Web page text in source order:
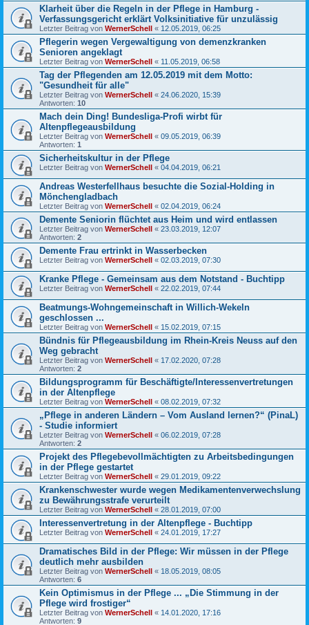
Klarheit über die Regeln in der Pflege in Hamburg -
Verfassungsgericht erklärt Volksinitiative für unzulässig
Letzter Beitrag von WernerSchell « 12.05.2019, 06:25
Pflegerin wegen Vergewaltigung von demenzkranken
Senioren angeklagt
Letzter Beitrag von WernerSchell « 11.05.2019, 06:58
Tag der Pflegenden am 12.05.2019 mit dem Motto:
"Gesundheit für alle"
Letzter Beitrag von WernerSchell « 24.06.2020, 15:39
Antworten: 10
Mach dein Ding! Bundesliga-Profi wirbt für
Altenpflegeausbildung
Letzter Beitrag von WernerSchell « 09.05.2019, 06:39
Antworten: 1
Sicherheitskultur in der Pflege
Letzter Beitrag von WernerSchell « 04.04.2019, 06:21
Andreas Westerfellhaus besuchte die Sozial-Holding in
Mönchengladbach
Letzter Beitrag von WernerSchell « 02.04.2019, 06:24
Demente Seniorin flüchtet aus Heim und wird entlassen
Letzter Beitrag von WernerSchell « 23.03.2019, 12:07
Antworten: 2
Demente Frau ertrinkt in Wasserbecken
Letzter Beitrag von WernerSchell « 02.03.2019, 07:30
Kranke Pflege - Gemeinsam aus dem Notstand - Buchtipp
Letzter Beitrag von WernerSchell « 22.02.2019, 07:44
Beatmungs-Wohngemeinschaft in Willich-Wekeln
geschlossen ...
Letzter Beitrag von WernerSchell « 15.02.2019, 07:15
Bündnis für Pflegeausbildung im Rhein-Kreis Neuss auf den
Weg gebracht
Letzter Beitrag von WernerSchell « 17.02.2020, 07:28
Antworten: 2
Bildungsprogramm für Beschäftigte/Interessenvertretungen
in der Altenpflege
Letzter Beitrag von WernerSchell « 08.02.2019, 07:32
„Pflege in anderen Ländern – Vom Ausland lernen?“ (PinaL)
- Studie informiert
Letzter Beitrag von WernerSchell « 06.02.2019, 07:28
Antworten: 2
Projekt des Pflegebevollmächtigten zu Arbeitsbedingungen
in der Pflege gestartet
Letzter Beitrag von WernerSchell « 29.01.2019, 09:22
Krankenschwester wurde wegen Medikamentenverwechslung
zu Bewährungsstrafe verurteilt
Letzter Beitrag von WernerSchell « 28.01.2019, 07:00
Interessenvertretung in der Altenpflege - Buchtipp
Letzter Beitrag von WernerSchell « 24.01.2019, 17:27
Dramatisches Bild in der Pflege: Wir müssen in der Pflege
deutlich mehr ausbilden
Letzter Beitrag von WernerSchell « 18.05.2019, 08:05
Antworten: 6
Kein Optimismus in der Pflege ... „Die Stimmung in der
Pflege wird frostiger“
Letzter Beitrag von WernerSchell « 14.01.2020, 17:16
Antworten: 9